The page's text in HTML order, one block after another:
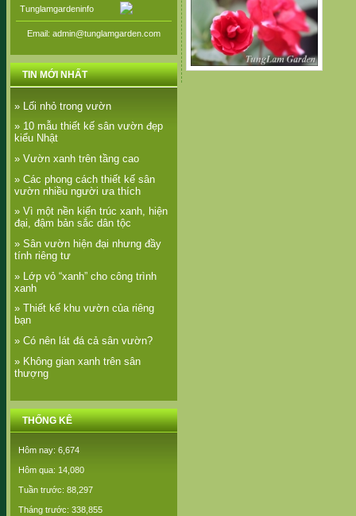
Tunglamgardeninfo
Email: admin@tunglamgarden.com
TIN MỚI NHẤT
» Lối nhỏ trong vườn
» 10 mẫu thiết kế sân vườn đẹp
kiểu Nhật
» Vườn xanh trên tầng cao
» Các phong cách thiết kế sân
vườn nhiều người ưa thích
» Vì một nền kiến trúc xanh, hiện
đại, đậm bản sắc dân tộc
» Sân vườn hiện đại nhưng đầy
tính riêng tư
» Lớp vỏ “xanh” cho công trình
xanh
» Thiết kế khu vườn của riêng
bạn
» Có nên lát đá cả sân vườn?
» Không gian xanh trên sân
thượng
THỐNG KÊ
Hôm nay: 6,674
Hôm qua: 14,080
Tuần trước: 88,297
Tháng trước: 338,855
Ngọc thảo kép